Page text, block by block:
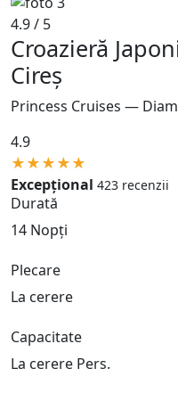
4.9 / 5
Croazieră
Cireș
Princess Cruises —
4.9
★★★★★
Excepțional 423 recenzii
Durată
14 Nopți
Plecare
La cerere
Capacitate
La cerere Pers.